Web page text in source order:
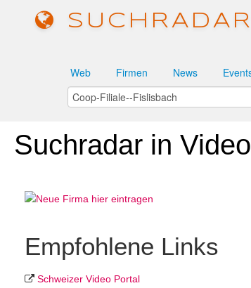
SUCHRADAR
Web Firmen News
Suchradar in
Empfohlene Links
Schweizer Video Portal